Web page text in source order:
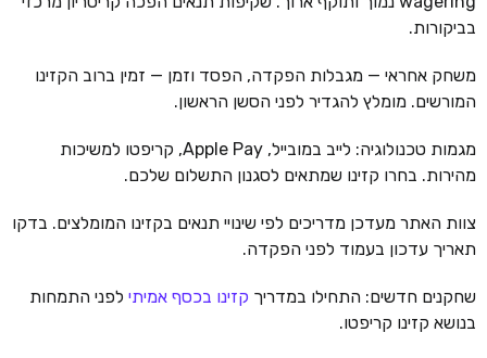
בביקורות.
משחק אחראי — מגבלות הפקדה, הפסד וזמן — זמין ברוב הקזינו
המורשים. מומלץ להגדיר לפני הסשן הראשון.
מגמות טכנולוגיה: לייב במובייל, Apple Pay, קריפטו למשיכות
מהירות. בחרו קזינו שמתאים לסגנון התשלום שלכם.
צוות האתר מעדכן מדריכים לפי שינויי תנאים בקזינו המומלצים. בדקו
תאריך עדכון בעמוד לפני הפקדה.
שחקנים חדשים: התחילו במדריך קזינו בכסף אמיתי לפני התמחות
בנושא קזינו קריפטו.